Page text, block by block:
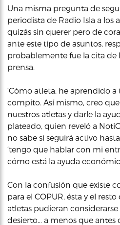
Una misma pregunta de
periodista de Radio Isla a los
quizás sin querer pero de
ante este tipo de asuntos,
probablemente fue la cita de
prensa.
‘Cómo atleta, he aprendido
compito. Así mismo, creo
nuestros atletas y darle la
plateado, quien reveló a
no sabe si seguirá activo
‘tengo que hablar con mi
cómo está la ayuda
Con la confusión que existe
para el COPUR, ésta y el
atletas pudieran
desierto… a menos que antes